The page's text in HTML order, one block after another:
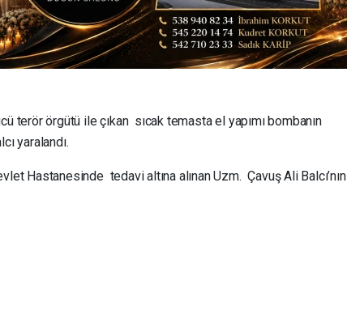
terör örgütü ile çıkan sıcak temasta el yapımı bombanın
yaralandı.
Hastanesinde tedavi altına alınan Uzm. Çavuş Ali Balcı’nın